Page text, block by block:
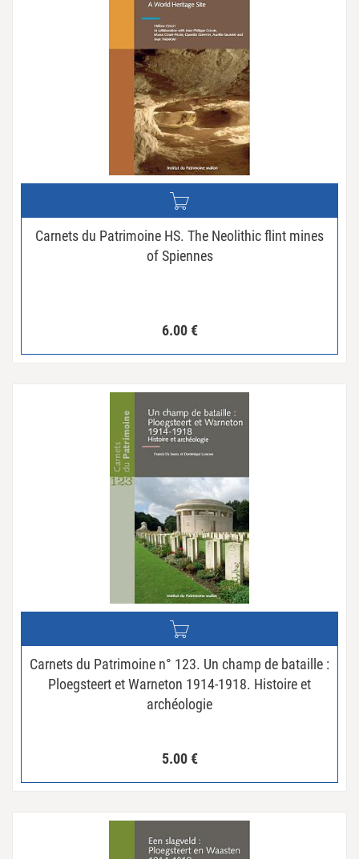
Carnets du Patrimoine HS. The Neolithic flint mines
of Spiennes
6.00€
Carnets du Patrimoine n° 123. Un champ de bataille :
Ploegsteert et Warneton 1914-1918. Histoire et
archéologie
5.00€